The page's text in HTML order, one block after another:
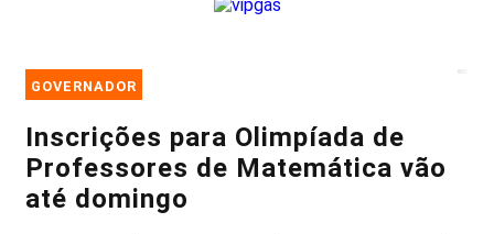
GOVERNADOR
Inscrições para Olimpíada de
Professores de Matemática vão
até domingo